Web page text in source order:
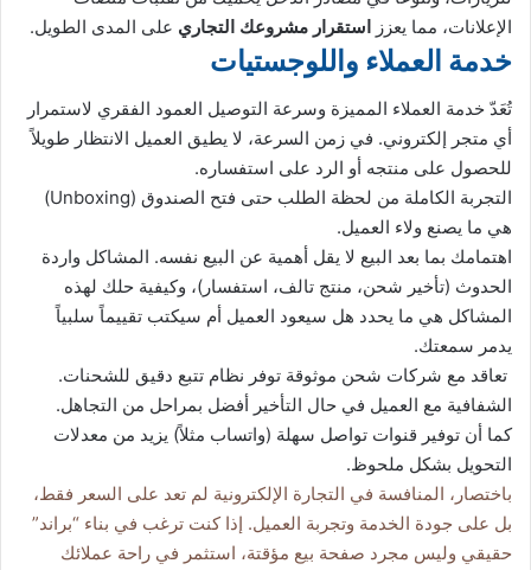
الإعلانات، مما يعزز استقرار مشروعك التجاري على المدى الطويل.
خدمة العملاء واللوجستيات
تُعَدّ خدمة العملاء المميزة وسرعة التوصيل العمود الفقري لاستمرار
أي متجر إلكتروني. في زمن السرعة، لا يطيق العميل الانتظار طويلاً
للحصول على منتجه أو الرد على استفساره.
التجربة الكاملة من لحظة الطلب حتى فتح الصندوق (Unboxing)
هي ما يصنع ولاء العميل.
اهتمامك بما بعد البيع لا يقل أهمية عن البيع نفسه. المشاكل واردة
الحدوث (تأخير شحن، منتج تالف، استفسار)، وكيفية حلك لهذه
المشاكل هي ما يحدد هل سيعود العميل أم سيكتب تقييماً سلبياً
يدمر سمعتك.
تعاقد مع شركات شحن موثوقة توفر نظام تتبع دقيق للشحنات.
الشفافية مع العميل في حال التأخير أفضل بمراحل من التجاهل.
كما أن توفير قنوات تواصل سهلة (واتساب مثلاً) يزيد من معدلات
التحويل بشكل ملحوظ.
باختصار، المنافسة في التجارة الإلكترونية لم تعد على السعر فقط،
بل على جودة الخدمة وتجربة العميل. إذا كنت ترغب في بناء “براند”
حقيقي وليس مجرد صفحة بيع مؤقتة، استثمر في راحة عملائك